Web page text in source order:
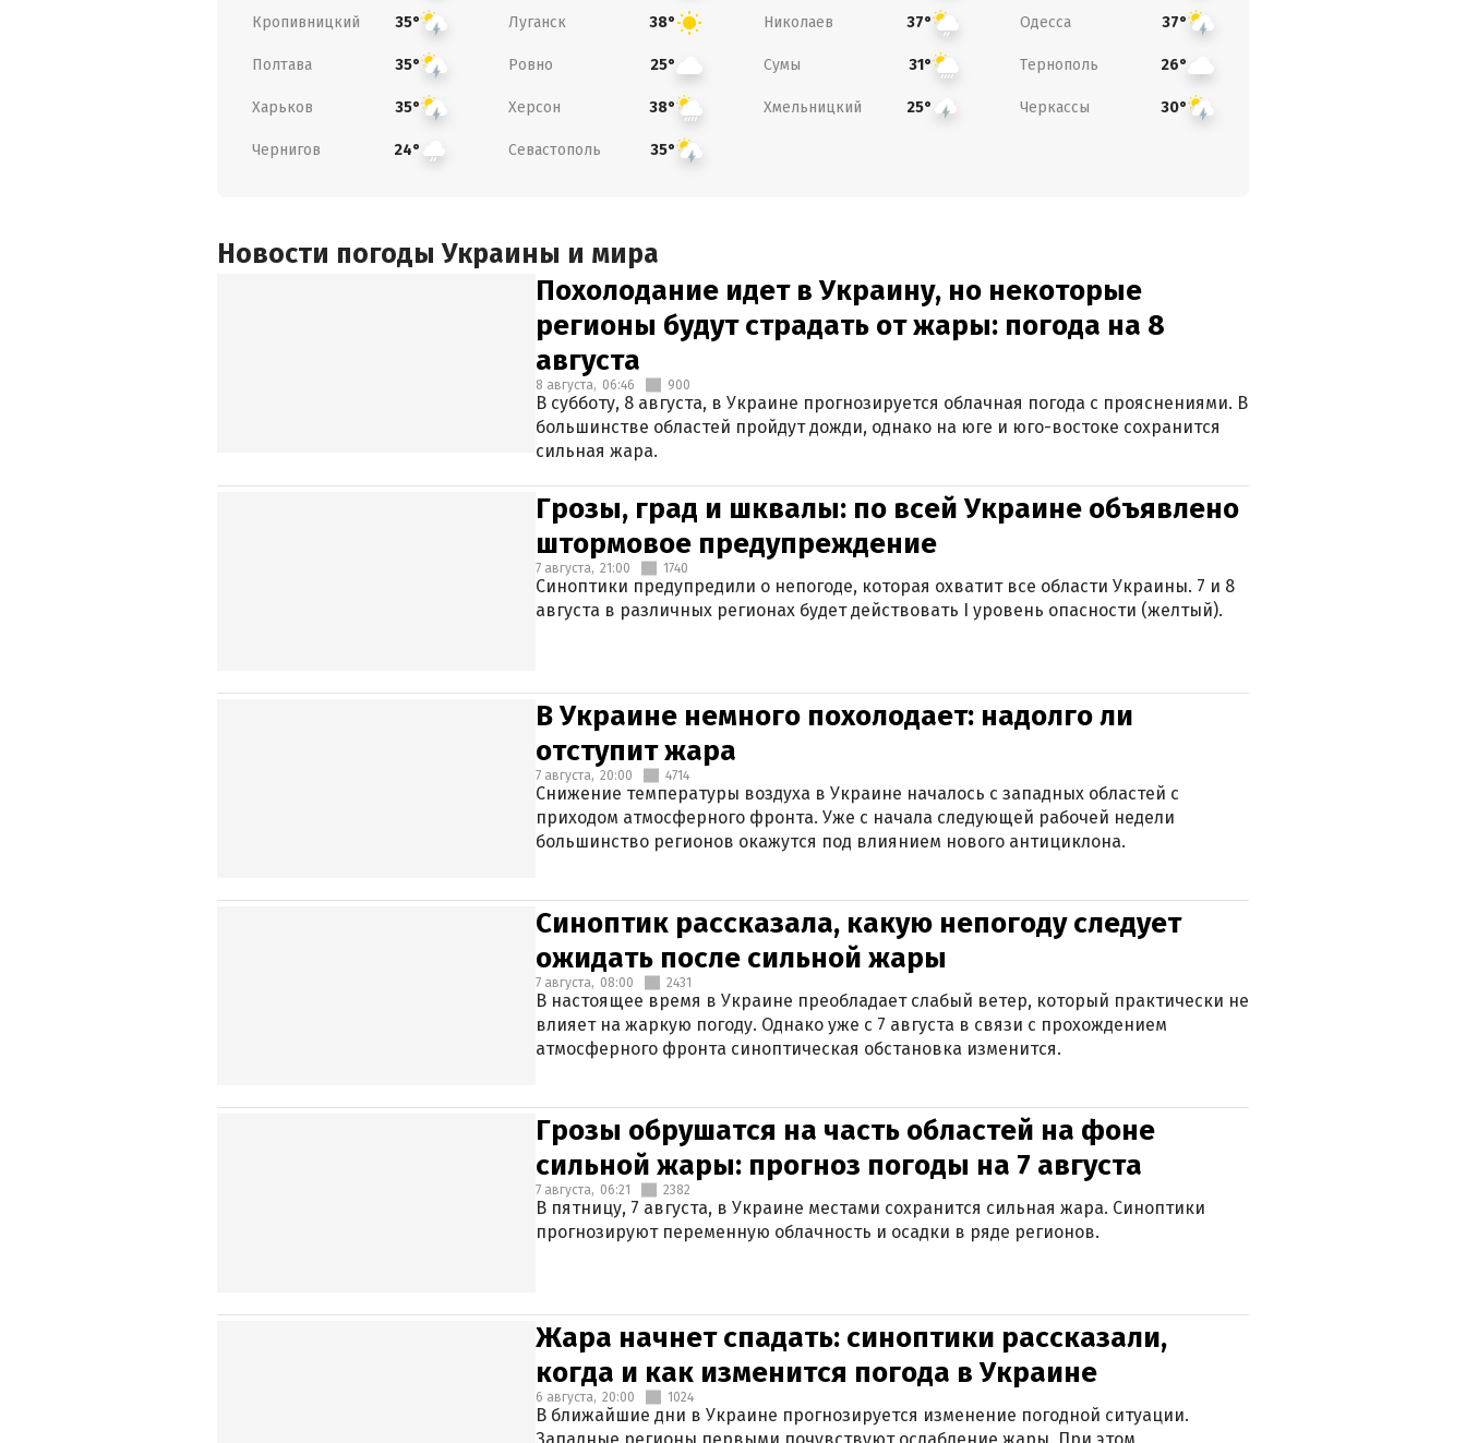
Кропивницкий 35° Луганск 38° Николаев 37° Одесса 37°
Полтава 35° Ровно 25° Сумы 31° Тернополь 26°
Харьков 35° Херсон 38° Хмельницкий 25° Черкассы 30°
Чернигов 24° Севастополь 35°
Новости погоды Украины и мира
Похолодание идет в Украину, но некоторые
регионы будут страдать от жары: погода на 8
августа
8 августа, 06:46 900
В субботу, 8 августа, в Украине прогнозируется облачная погода с прояснениями. В
большинстве областей пройдут дожди, однако на юге и юго-востоке сохранится
сильная жара.
Грозы, град и шквалы: по всей Украине объявлено
штормовое предупреждение
7 августа, 21:00 1740
Синоптики предупредили о непогоде, которая охватит все области Украины. 7 и 8
августа в различных регионах будет действовать I уровень опасности (желтый).
В Украине немного похолодает: надолго ли
отступит жара
7 августа, 20:00 4714
Снижение температуры воздуха в Украине началось с западных областей с
приходом атмосферного фронта. Уже с начала следующей рабочей недели
большинство регионов окажутся под влиянием нового антициклона.
Синоптик рассказала, какую непогоду следует
ожидать после сильной жары
7 августа, 08:00 2431
В настоящее время в Украине преобладает слабый ветер, который практически не
влияет на жаркую погоду. Однако уже с 7 августа в связи с прохождением
атмосферного фронта синоптическая обстановка изменится.
Грозы обрушатся на часть областей на фоне
сильной жары: прогноз погоды на 7 августа
7 августа, 06:21 2382
В пятницу, 7 августа, в Украине местами сохранится сильная жара. Синоптики
прогнозируют переменную облачность и осадки в ряде регионов.
Жара начнет спадать: синоптики рассказали,
когда и как изменится погода в Украине
6 августа, 20:00 1024
В ближайшие дни в Украине прогнозируется изменение погодной ситуации.